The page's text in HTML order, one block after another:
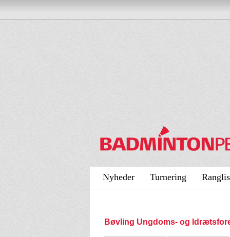
Nyheder Turnering
Bøvling Ungdoms- og